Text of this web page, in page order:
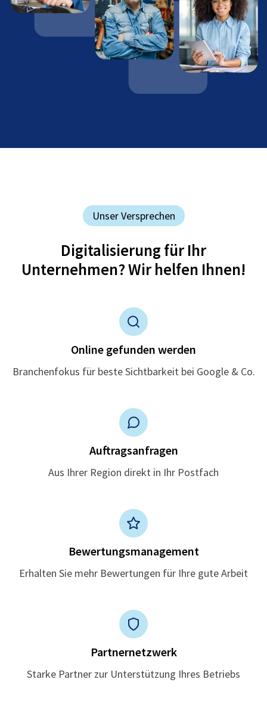
Unser Versprechen
Digitalisierung für Ihr
Unternehmen? Wir helfen Ihnen!
Online gefunden werden
Branchenfokus für beste Sichtbarkeit bei Google & Co.
Auftragsanfragen
Aus Ihrer Region direkt in Ihr Postfach
Bewertungsmanagement
Erhalten Sie mehr Bewertungen für Ihre gute Arbeit
Partnernetzwerk
Starke Partner zur Unterstützung Ihres Betriebs